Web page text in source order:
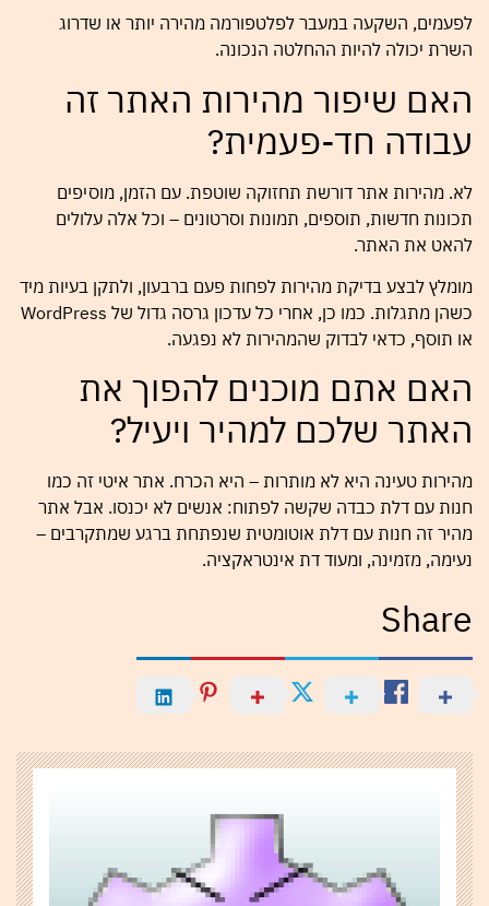
לפעמים, השקעה במעבר לפלטפורמה מהירה יותר או שדרוג
השרת יכולה להיות ההחלטה הנכונה.
האם שיפור מהירות האתר זה
עבודה חד-פעמית?
לא. מהירות אתר דורשת תחזוקה שוטפת. עם הזמן, מוסיפים
תכונות חדשות, תוספים, תמונות וסרטונים – וכל אלה עלולים
להאט את האתר.
מומלץ לבצע בדיקת מהירות לפחות פעם ברבעון, ולתקן בעיות מיד
כשהן מתגלות. כמו כן, אחרי כל עדכון גרסה גדול של WordPress
או תוסף, כדאי לבדוק שהמהירות לא נפגעה.
האם אתם מוכנים להפוך את
האתר שלכם למהיר ויעיל?
מהירות טעינה היא לא מותרות – היא הכרח. אתר איטי זה כמו
חנות עם דלת כבדה שקשה לפתוח: אנשים לא יכנסו. אבל אתר
מהיר זה חנות עם דלת אוטומטית שנפתחת ברגע שמתקרבים –
נעימה, מזמינה, ומעוד דת אינטראקציה.
Share